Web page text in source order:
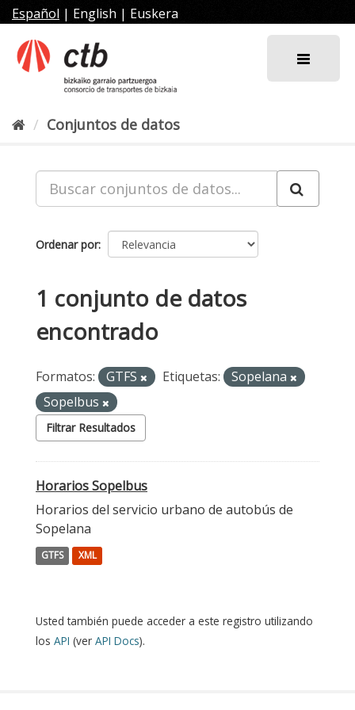
al
contenido
Español | English | Euskera
Conjuntos de datos
Ordenar por
1 conjunto de datos
encontrado
Formatos: GTFS Etiquetas:
Sopelana
Sopelbus
Filtrar Resultados
Horarios Sopelbus
Horarios del servicio urbano de autobús de
Sopelana
GTFS XML
Usted también puede acceder a este registro utilizando
los API (ver API Docs).